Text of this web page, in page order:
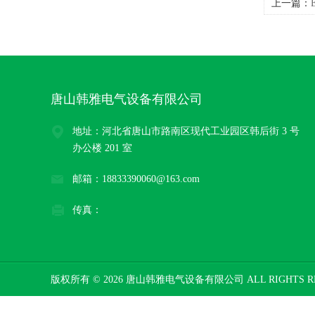
上一篇：
唐山韩雅电气设备有限公司
地址：河北省唐山市路南区现代工业园区韩后街 3 号
办公楼 201 室
邮箱：18833390060@163.com
传真：
版权所有 © 2026 唐山韩雅电气设备有限公司 ALL RIGHTS